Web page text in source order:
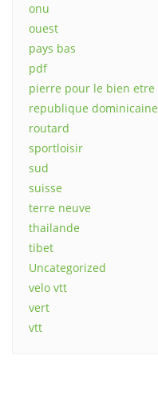
onu
ouest
pays bas
pdf
pierre pour le bien etre
republique dominicaine
routard
sportloisir
sud
suisse
terre neuve
thailande
tibet
Uncategorized
velo vtt
vert
vtt